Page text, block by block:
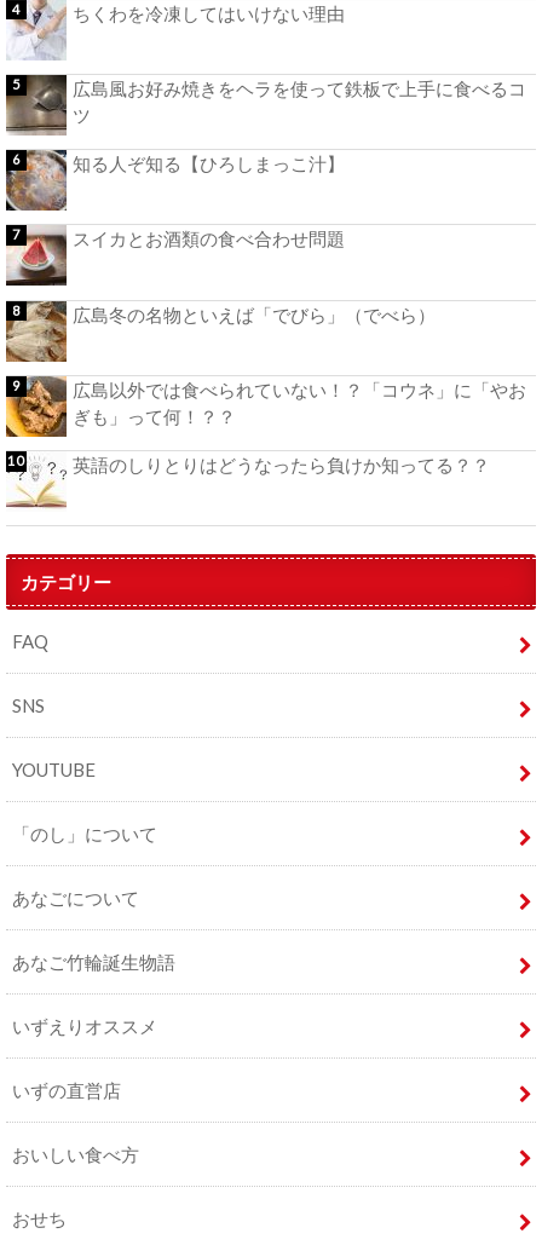
ちくわを冷凍してはいけない理由
広島風お好み焼きをヘラを使って鉄板で上手に食べるコ
ツ
知る人ぞ知る【ひろしまっこ汁】
スイカとお酒類の食べ合わせ問題
広島冬の名物といえば「でびら」（でべら）
広島以外では食べられていない！？「コウネ」に「やお
ぎも」って何！？？
英語のしりとりはどうなったら負けか知ってる？？
カテゴリー
FAQ
SNS
YOUTUBE
「のし」について
あなごについて
あなご竹輪誕生物語
いずえりオススメ
いずの直営店
おいしい食べ方
おせち